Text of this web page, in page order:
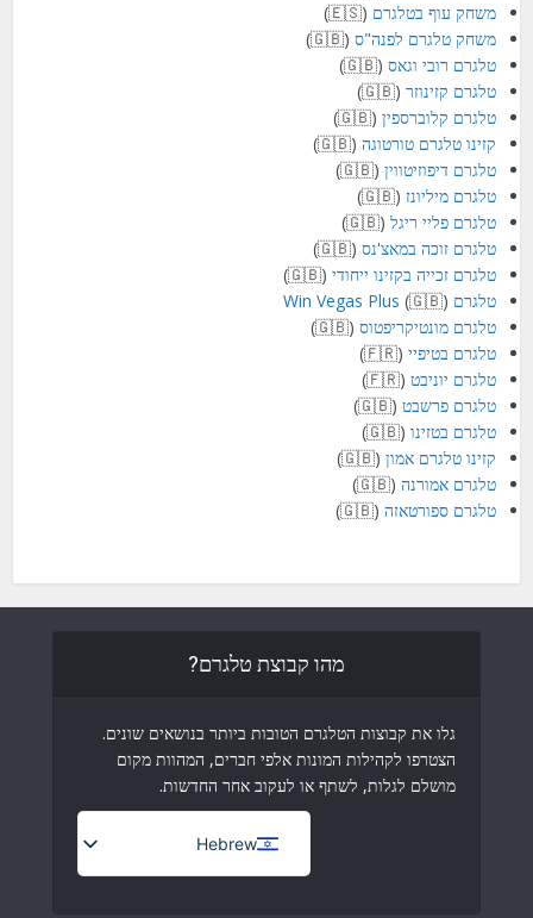
משחק עוף בטלגרם (🇪🇸)
משחק טלגרם לפנה"ס (🇬🇧)
טלגרם רובי וגאס (🇬🇧)
טלגרם קזינוזר (🇬🇧)
טלגרם קלוברספין (🇬🇧)
קזינו טלגרם טורטוגה (🇬🇧)
טלגרם דיפוזיטווין (🇬🇧)
טלגרם מיליונז (🇬🇧)
טלגרם פליי ריגל (🇬🇧)
טלגרם זוכה במאצ'נס (🇬🇧)
טלגרם זכייה בקזינו ייחודי (🇬🇧)
טלגרם Win Vegas Plus (🇬🇧)
טלגרם מונטיקריפטוס (🇬🇧)
טלגרם בטיפיי (🇫🇷)
טלגרם יוניבט (🇫🇷)
טלגרם פרשבט (🇬🇧)
טלגרם בטזינו (🇬🇧)
קזינו טלגרם אמון (🇬🇧)
טלגרם אמורנה (🇬🇧)
טלגרם ספורטאזה (🇬🇧)
מהו קבוצת טלגרם?
גלו את קבוצות הטלגרם הטובות ביותר בנושאים שונים.
הצטרפו לקהילות המונות אלפי חברים, המהוות מקום
מושלם לגלות, לשתף או לעקוב אחר החדשות.
Hebrew
French (France)